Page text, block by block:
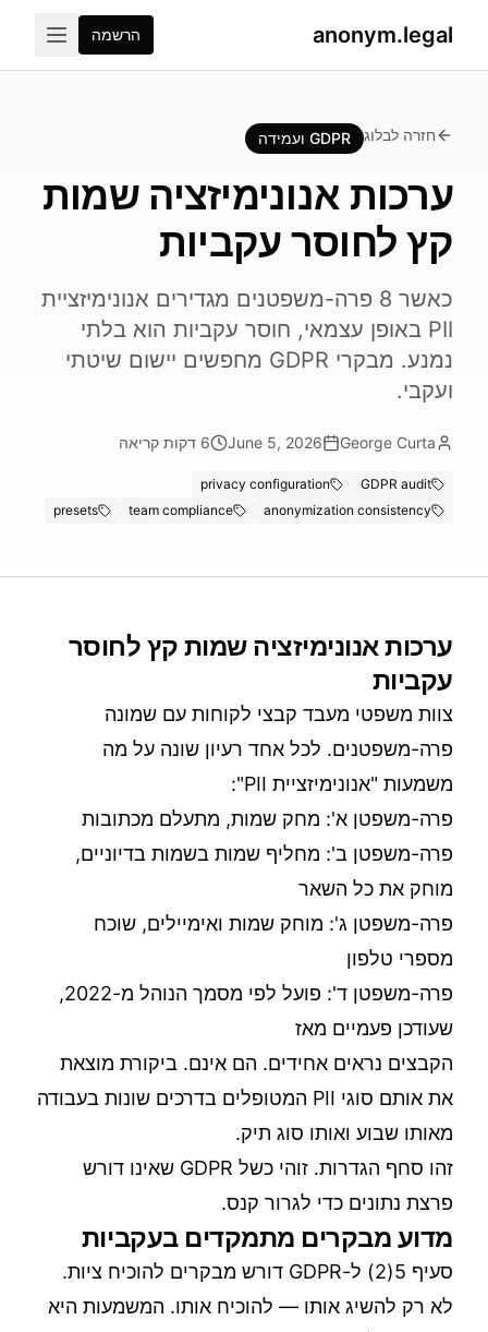
anonym.legal הרשמה
חזרה לבלוג GDPR ועמידה
ערכות אנונימיזציה שמות
קץ לחוסר עקביות
כאשר 8 פרה-משפטנים מגדירים אנונימיזציית
PII באופן עצמאי, חוסר עקביות הוא בלתי
נמנע. מבקרי GDPR מחפשים יישום שיטתי
ועקבי.
George Curta
June 5, 2026
6 דקות קריאה
GDPR audit
privacy configuration
anonymization consistency
team compliance
presets
ערכות אנונימיזציה שמות קץ לחוסר
עקביות
צוות משפטי מעבד קבצי לקוחות עם שמונה
פרה-משפטנים. לכל אחד רעיון שונה על מה
משמעות "אנונימיזציית PII":
פרה-משפטן א': מחק שמות, מתעלם מכתובות
פרה-משפטן ב': מחליף שמות בשמות בדיוניים,
מוחק את כל השאר
פרה-משפטן ג': מוחק שמות ואימיילים, שוכח
מספרי טלפון
פרה-משפטן ד': פועל לפי מסמך הנוהל מ-2022,
שעודכן פעמיים מאז
הקבצים נראים אחידים. הם אינם. ביקורת מוצאת
את אותם סוגי PII המטופלים בדרכים שונות בעבודה
מאותו שבוע ואותו סוג תיק.
זהו סחף הגדרות. זוהי כשל GDPR שאינו דורש
פרצת נתונים כדי לגרור קנס.
מדוע מבקרים מתמקדים בעקביות
סעיף 5(2) ל-GDPR דורש מבקרים להוכיח ציות.
לא רק להשיג אותו — להוכיח אותו. המשמעות היא